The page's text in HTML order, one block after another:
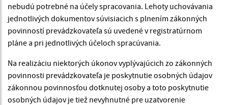
nebudú potrebné na účely spracovania. Lehoty uchovávania
jednotlivých dokumentov súvisiacich s plnením zákonných
povinností prevádzkovateľa sú uvedené v registratúrnom
pláne a pri jednotlivých účeloch spracúvania.
Na realizáciu niektorých úkonov vyplývajúcich zo zákonných
povinnosti prevádzkovateľa je poskytnutie osobných údajov
zákonnou povinnosťou dotknutej osoby a toto poskytnutie
osobných údajov je tiež nevyhnutné pre uzatvorenie